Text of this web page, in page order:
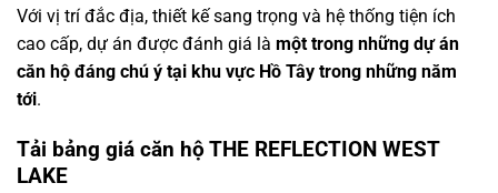
Với vị trí đắc địa, thiết kế sang trọng và hệ thống tiện ích
cao cấp, dự án được đánh giá là một trong những dự án
căn hộ đáng chú ý tại khu vực Hồ Tây trong những năm
tới.
Tải bảng giá căn hộ THE REFLECTION WEST
LAKE